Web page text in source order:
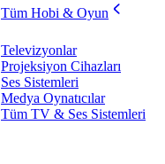
Tüm Hobi & Oyun
Televizyonlar
Projeksiyon Cihazları
Ses Sistemleri
Medya Oynatıcılar
Tüm TV & Ses Sistemleri